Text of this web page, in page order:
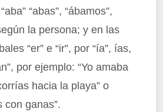
“abas”, “ábamos”,
la persona; y en las
“er” e “ir”, por “ía”, ías,
por ejemplo: “Yo amaba
hacia la playa” o
con ganas”.